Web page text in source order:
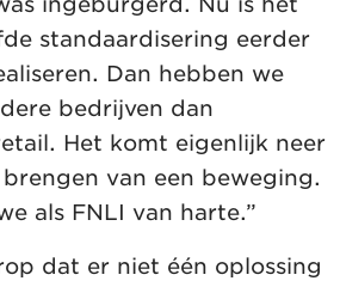
standaardisering eerder
Dan hebben we
bedrijven dan
Het komt eigenlijk neer
van een beweging.
als FNLI van harte.”
dat er niet één oplossing